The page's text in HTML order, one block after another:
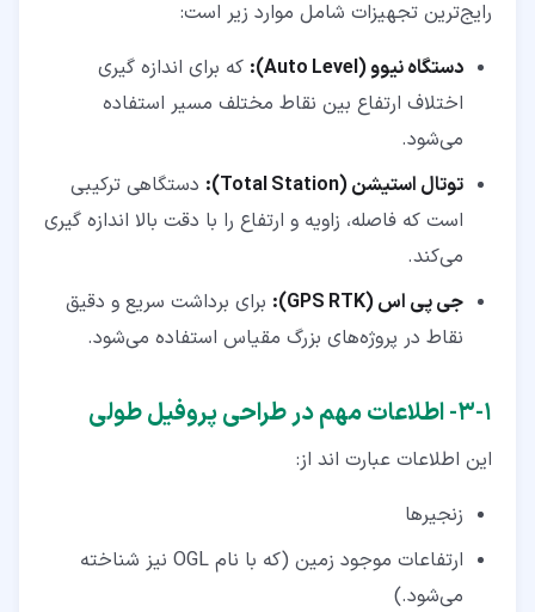
رایج‌ترین تجهیزات شامل موارد زیر است:
دستگاه نیوو (Auto Level):
که برای اندازه‌ گیری
اختلاف ارتفاع بین نقاط مختلف مسیر استفاده
می‌شود.
توتال استیشن (Total Station):
دستگاهی ترکیبی
است که فاصله، زاویه و ارتفاع را با دقت بالا اندازه‌ گیری
می‌کند.
جی ‌پی ‌اس (GPS RTK):
برای برداشت سریع و دقیق
نقاط در پروژه‌های بزرگ ‌مقیاس استفاده می‌شود.
۱‏-‏۳‏- اطلاعات مهم در طراحی پروفیل طولی
این اطلاعات عبارت اند از:
زنجیرها
ارتفاعات موجود زمین (که با نام OGL نیز شناخته
می‌شود.)